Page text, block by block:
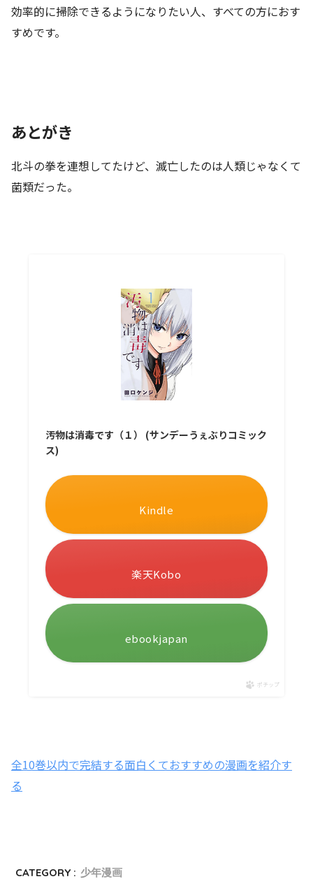
効率的に掃除できるようになりたい人、すべての方におす
すめです。
あとがき
北斗の拳を連想してたけど、滅亡したのは人類じゃなくて
菌類だった。
汚物は消毒です（１） (サンデーうぇぶりコミック
ス)
Kindle
楽天Kobo
ebookjapan
ポチップ
全10巻以内で完結する面白くておすすめの漫画を紹介す
る
CATEGORY : 少年漫画